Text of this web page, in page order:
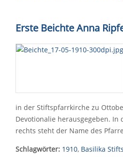
Erste Beichte Anna
in der Stiftspfarrkirche zu
Devotionalie herausgegeben. In
rechts steht der Name des
Schlagwörter: 1910, Basilika